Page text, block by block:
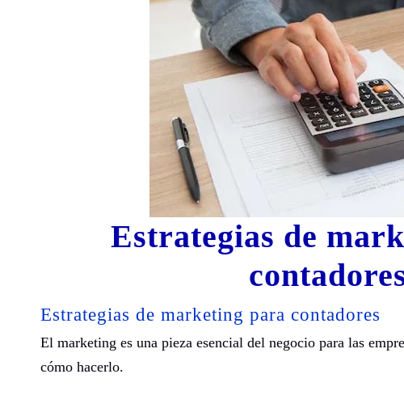
Estrategias de
Estrategias de marketing para contadores
El marketing es una pieza esencial del negocio para las
cómo hacerlo.